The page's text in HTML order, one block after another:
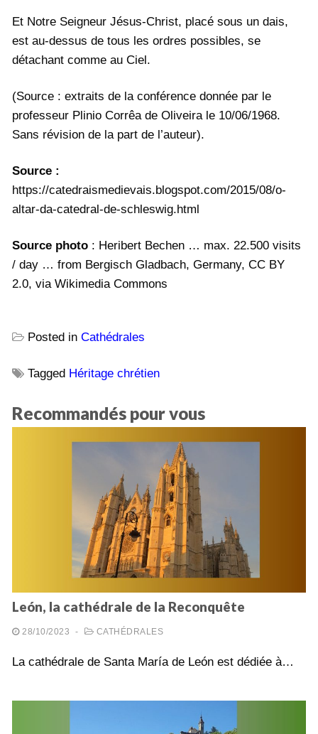
Et Notre Seigneur Jésus-Christ, placé sous un dais,
est au-dessus de tous les ordres possibles, se
détachant comme au Ciel.
(Source : extraits de la conférence donnée par le
professeur Plinio Corrêa de Oliveira le 10/06/1968.
Sans révision de la part de l’auteur).
Source :
https://catedraismedievais.blogspot.com/2015/08/o-
altar-da-catedral-de-schleswig.html
Source photo : Heribert Bechen … max. 22.500 visits
/ day … from Bergisch Gladbach, Germany, CC BY
2.0, via Wikimedia Commons
Posted in Cathédrales
Tagged Héritage chrétien
Recommandés pour vous
León, la cathédrale de la Reconquête
28/10/2023 - CATHÉDRALES
La cathédrale de Santa María de León est dédiée à…